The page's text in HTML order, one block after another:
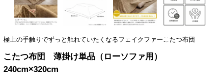
極上の手触りでずっと触れていたくなるフェイクファーこたつ布団
こたつ布団 薄掛け単品（ローソファ用）
240cm×320cm